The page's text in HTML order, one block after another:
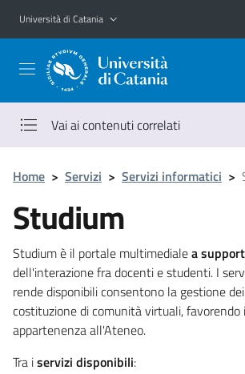
Vai al contenuto principale
Vai al menu di navigazione
Università di Catania
Vai ai contenuti correlati
Home > Servizi > Servizi informatici >
Studium
Studium è il portale multimedialea
dell'interazione fra docenti e studenti. I
rende disponibili consentono la gestione
costituzione di comunità virtuali, favorendo
appartenenza all'Ateneo.
Tra iservizi disponibili: